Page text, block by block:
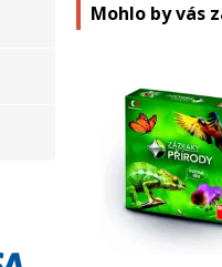
Mohlo by vás